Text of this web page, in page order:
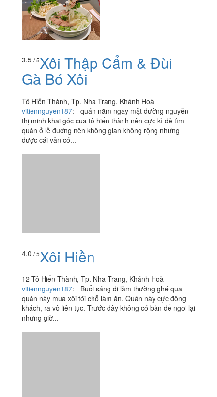
3.5 / 5Xôi Thập Cẩm & Đùi
Gà Bó Xôi
Tô Hiến Thành, Tp. Nha Trang, Khánh Hoà
vitiennguyen187: - quán nằm ngay mặt đường nguyễn
thị minh khai góc cua tô hiến thành nên cực kì dễ tìm -
quán ở lề đuơng nên không gian không rộng nhưng
được cái vẫn có...
khách, ra vô liên tục. Trước đây không có bàn để ngồi lại
3.8/ 5Xôi Gà Nướng
Tô Hiến Thành, Tp. Nha Trang, Khánh Hoà
vitiennguyen187